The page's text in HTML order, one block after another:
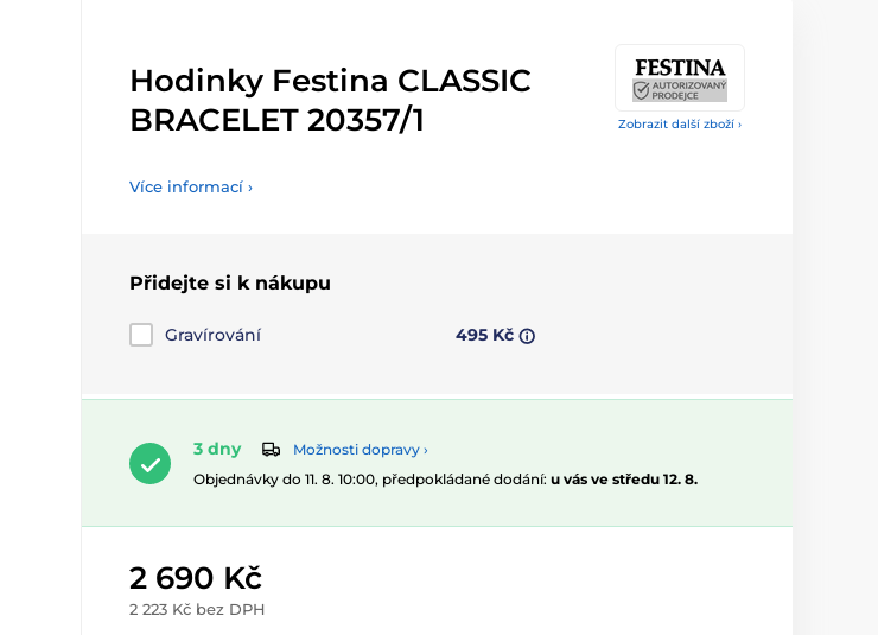
Zobrazit další zboží ›
Hodinky Festina CLASSIC
BRACELET 20357/1
Více informací ›
Přidejte si k nákupu
Gravírování 495 Kč
3 dny
Možnosti dopravy ›
Objednávky do 11. 8. 10:00, předpokládané dodání: u vás ve středu 12. 8.
2 690 Kč
2 223 Kč bez DPH